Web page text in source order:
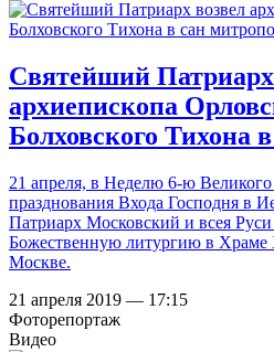
Святейший Патриарх
архиепископа
Болховского Тихона
21 апреля, в Неделю 6-ю Великого
празднования Входа Господня в
Патриарх Московский и всея
Божественную литургию в Храме
Москве.
21 апреля 2019 — 17:15
Фоторепортаж
Видео